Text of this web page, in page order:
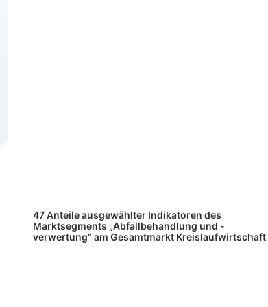
47 Anteile ausgewählter Indikatoren des
Marktsegments „Abfallbehandlung und -
verwertung“ am Gesamtmarkt Kreislaufwirtschaft